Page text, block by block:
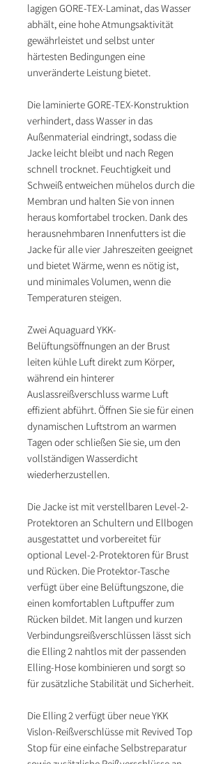
lagigen GORE-TEX-Laminat, das Wasser
abhält, eine hohe Atmungsaktivität
gewährleistet und selbst unter
härtesten Bedingungen eine
unveränderte Leistung bietet.
Die laminierte GORE-TEX-Konstruktion
verhindert, dass Wasser in das
Außenmaterial eindringt, sodass die
Jacke leicht bleibt und nach Regen
schnell trocknet. Feuchtigkeit und
Schweiß entweichen mühelos durch die
Membran und halten Sie von innen
heraus komfortabel trocken. Dank des
herausnehmbaren Innenfutters ist die
Jacke für alle vier Jahreszeiten geeignet
und bietet Wärme, wenn es nötig ist,
und minimales Volumen, wenn die
Temperaturen steigen.
Zwei Aquaguard YKK-
Belüftungsöffnungen an der Brust
leiten kühle Luft direkt zum Körper,
während ein hinterer
Auslassreißverschluss warme Luft
effizient abführt. Öffnen Sie sie für einen
dynamischen Luftstrom an warmen
Tagen oder schließen Sie sie, um den
vollständigen Wasserdicht
wiederherzustellen.
Die Jacke ist mit verstellbaren Level-2-
Protektoren an Schultern und Ellbogen
ausgestattet und vorbereitet für
optional Level-2-Protektoren für Brust
und Rücken. Die Protektor-Tasche
verfügt über eine Belüftungszone, die
einen komfortablen Luftpuffer zum
Rücken bildet. Mit langen und kurzen
Verbindungsreißverschlüssen lässt sich
die Elling 2 nahtlos mit der passenden
Elling-Hose kombinieren und sorgt so
für zusätzliche Stabilität und Sicherheit.
Die Elling 2 verfügt über neue YKK
Vislon-Reißverschlüsse mit Revived Top
Stop für eine einfache Selbstreparatur